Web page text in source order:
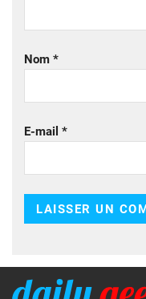
Nom *
E-mail *